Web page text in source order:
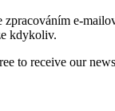
zpracováním e-
kdykoliv.
to receive our